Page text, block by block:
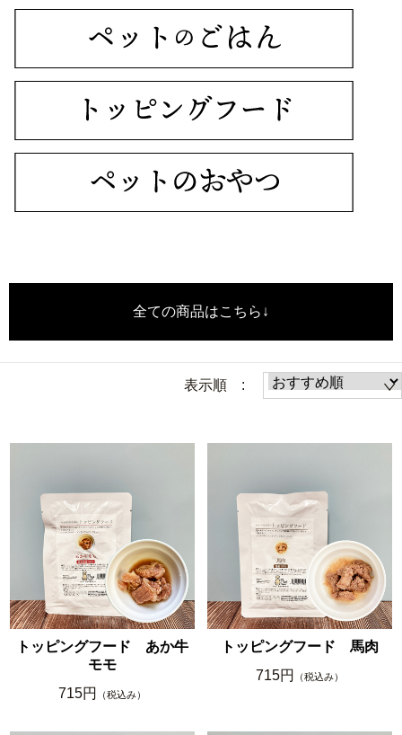
全ての商品はこちら↓
表示順 :
トッピングフード あか牛
モモ
715円
（税込み）
トッピングフード 馬肉
715円
（税込み）